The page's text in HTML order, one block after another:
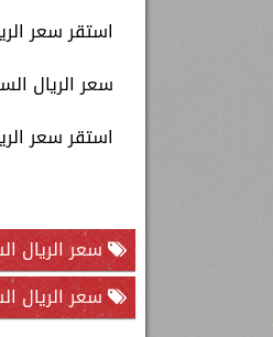
استقر سعر الريال
سعر الريال
استقر سعر الريال
سعر الريال
سعر الريال